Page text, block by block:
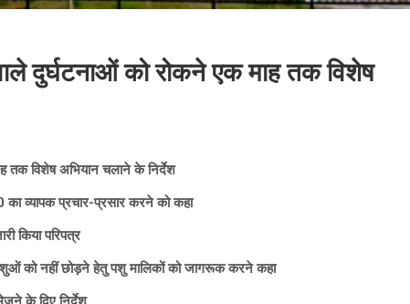
दुर्घटनाओं को रोकने एक माह तक विशेष
तक विशेष अभियान चलाने के निर्देश
व्यापक प्रचार-प्रसार करने को कहा
किया परिपत्र
को नहीं छोड़ने हेतु पशु मालिकों को जागरूक करने कहा